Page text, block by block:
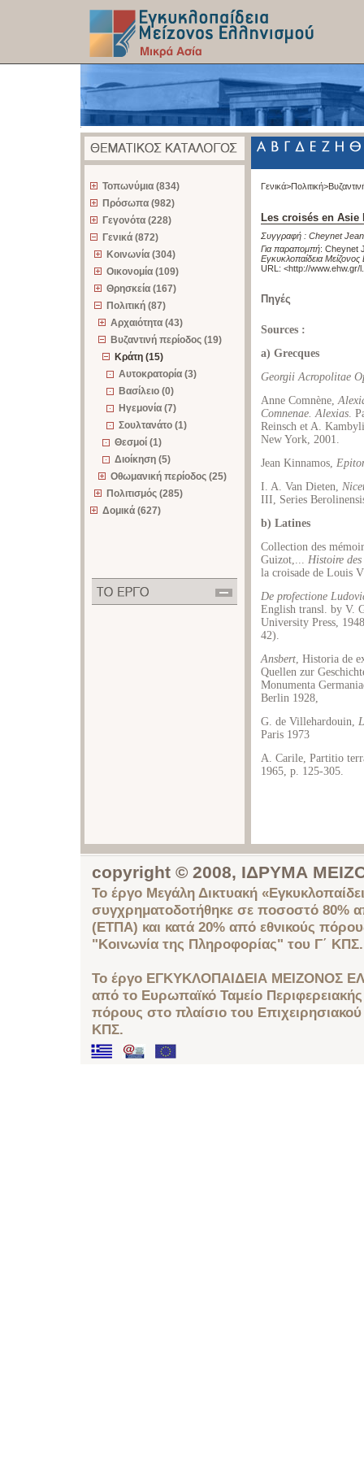
Τοπωνύμια (834)
Πρόσωπα (982)
Γεγονότα (228)
Γενικά (872)
Κοινωνία (304)
Οικονομία (109)
Θρησκεία (167)
Πολιτική (87)
Αρχαιότητα (43)
Βυζαντινή περίοδος (19)
Κράτη (15)
Αυτοκρατορία (3)
Βασίλειο (0)
Ηγεμονία (7)
Σουλτανάτο (1)
Θεσμοί (1)
Διοίκηση (5)
Οθωμανική περίοδος (25)
Πολιτισμός (285)
Δομικά (627)
Γενικά>Πολιτική>
Les croisés en Asie
Συγγραφή : Cheynet
Για παραπομπή: Cheynet
Εγκυκλοπαίδεια
URL: <http://www.ehw.gr/
Πηγές
Sources :
a) Grecques
Georgii Acropolitae
Anne Comnène,
Comnenae. Alexias.
Reinsch et A.
New York, 2001.
Jean Kinnamos,
I. A. Van Dieten,
III, Series
b) Latines
Collection des
Guizot,... Histoire des
la croisade de Louis
De profectione
English transl. by V.
University Press,
42).
Ansbert, Historia de
Quellen zur
Monumenta
Berlin 1928,
G. de Villehardouin,
Paris 1973
A. Carile, Partitio
1965, p. 125-305.
copyright © 2008, ΙΔΡΥΜΑ
Το έργο Μεγάλη Δικτυακή
συγχρηματοδοτήθηκε σε ποσοστό 80%
(ΕΤΠΑ) και κατά 20% από εθνικούς
"Κοινωνία της Πληροφορίας" του Γ΄ ΚΠΣ.
Το έργο ΕΓΚΥΚΛΟΠΑΙΔΕΙΑ ΜΕΙΖΟΝΟΣ
από το Ευρωπαϊκό Ταμείο
πόρους στο πλαίσιο του
ΚΠΣ.